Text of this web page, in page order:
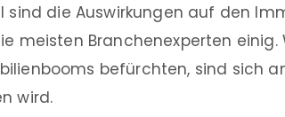
sind die Auswirkungen auf den
meisten Branchenexperten
befürchten, sind sich
wird.